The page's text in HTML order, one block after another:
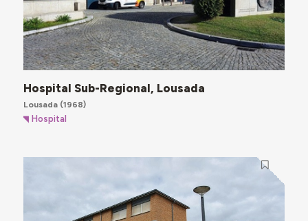
Hospital Sub-Regional, Lousada
Lousada(1968)
Hospital